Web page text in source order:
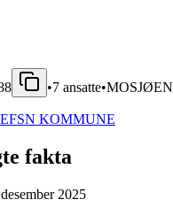
•7 ansatte•MOSJØEN
KOMMUNE
fakta
2025